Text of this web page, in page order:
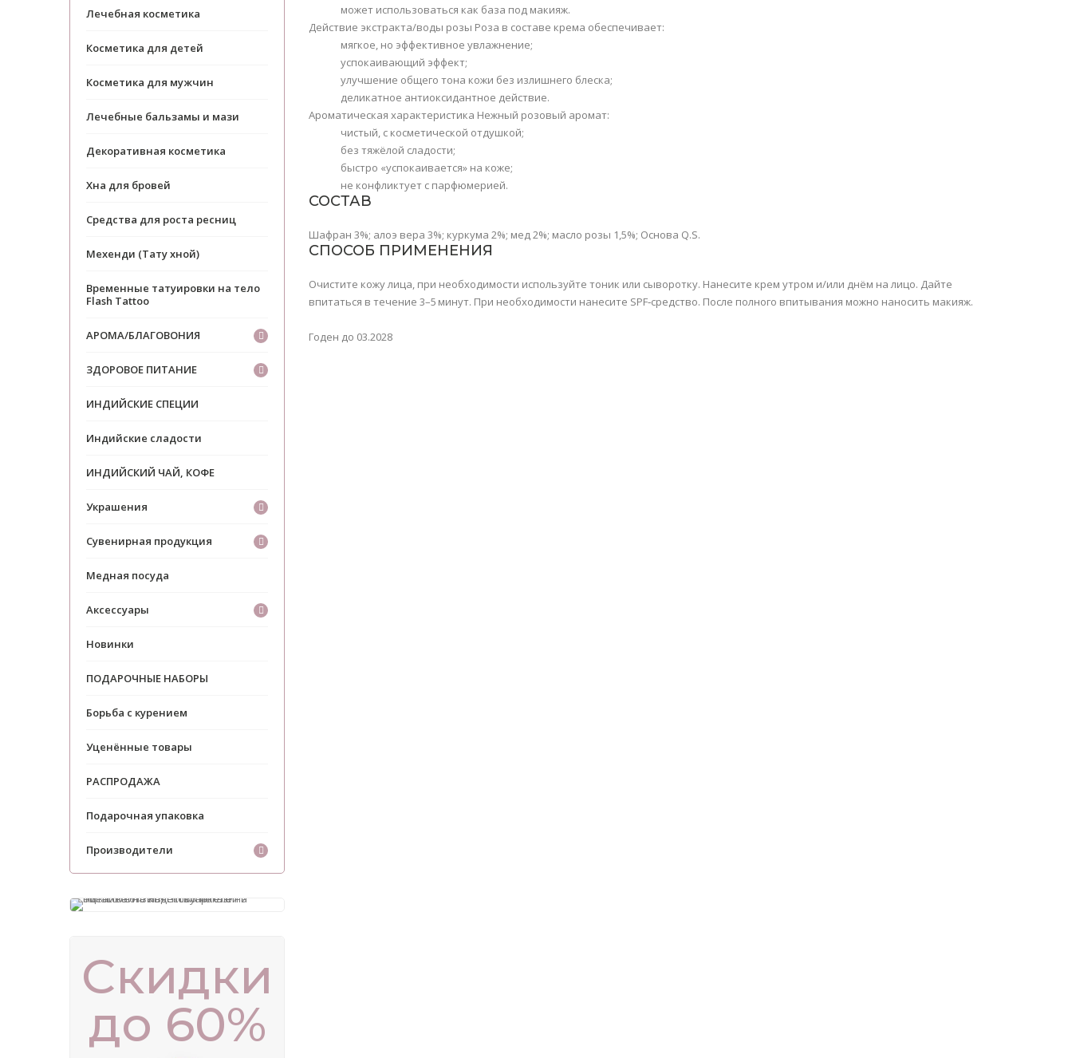
может использоваться как база под макияж.
Действие экстракта/воды розы Роза в составе крема обеспечивает:
мягкое, но эффективное увлажнение;
успокаивающий эффект;
улучшение общего тона кожи без излишнего блеска;
деликатное антиоксидантное действие.
Ароматическая характеристика Нежный розовый аромат:
чистый, с косметической отдушкой;
без тяжёлой сладости;
быстро «успокаивается» на коже;
не конфликтует с парфюмерией.
СОСТАВ
Шафран 3%; алоэ вера 3%; куркума 2%; мед 2%; масло розы 1,5%; Основа Q.S.
СПОСОБ ПРИМЕНЕНИЯ
Очистите кожу лица, при необходимости используйте тоник или сыворотку. Нанесите крем утром и/или днём на лицо. Дайте
впитаться в течение 3–5 минут. При необходимости нанесите SPF‑средство. После полного впитывания можно наносить макияж.
Годен до 03.2028
Лечебная косметика
Косметика для детей
Косметика для мужчин
Лечебные бальзамы и мази
Декоративная косметика
Хна для бровей
Средства для роста ресниц
Мехенди (Тату хной)
Временные татуировки на тело
Flash Tattoo
АРОМА/БЛАГОВОНИЯ
ЗДОРОВОЕ ПИТАНИЕ
ИНДИЙСКИЕ СПЕЦИИ
Индийские сладости
ИНДИЙСКИЙ ЧАЙ, КОФЕ
Украшения
Сувенирная продукция
Медная посуда
Аксессуары
Новинки
ПОДАРОЧНЫЕ НАБОРЫ
Борьба с курением
Уценённые товары
РАСПРОДАЖА
Подарочная упаковка
Производители
Скидки
до 60%